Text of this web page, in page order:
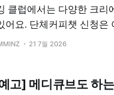
클럽에서는 다양한 크
어요. 단체커피챗 신청은
이 링크에서 가능하세요!
21 7월 2026
고] 메디큐브도 하